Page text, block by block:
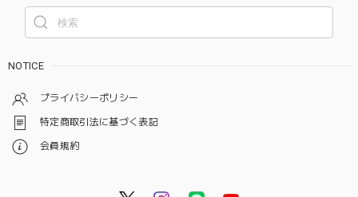
NOTICE
プライバシーポリシー
特定商取引法に基づく表記
会員規約